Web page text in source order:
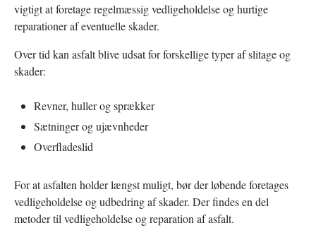
vigtigt at foretage regelmæssig vedligeholdelse og hurtige
reparationer af eventuelle skader.
Over tid kan asfalt blive udsat for forskellige typer af slitage og
skader:
Revner, huller og sprækker
Sætninger og ujævnheder
Overfladeslid
For at asfalten holder længst muligt, bør der løbende foretages
vedligeholdelse og udbedring af skader. Der findes en del
metoder til vedligeholdelse og reparation af asfalt.